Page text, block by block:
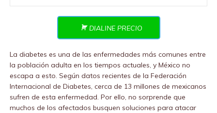
DIALINE PRECIO
La diabetes es una de las enfermedades más comunes entre
la población adulta en los tiempos actuales, y México no
escapa a esto. Según datos recientes de la Federación
Internacional de Diabetes, cerca de 13 millones de mexicanos
sufren de esta enfermedad. Por ello, no sorprende que
muchos de los afectados busquen soluciones para atacar